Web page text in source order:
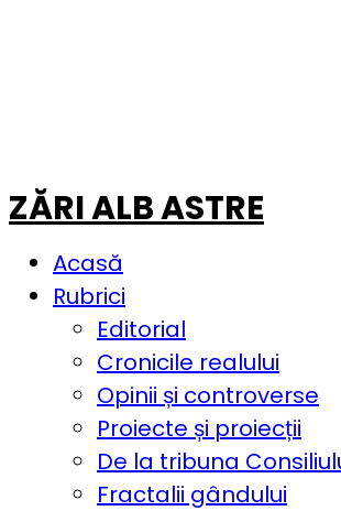
ZĂRI ALB ASTRE
Acasă
Rubrici
Editorial
Cronicile realului
Opinii și controverse
Proiecte și proiecții
De la tribuna
Fractalii gândului